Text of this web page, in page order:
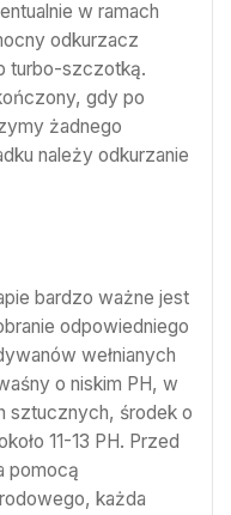
w ramach
odkurzacz
turbo-szczotką.
gdy po
żadnego
należy odkurzanie
bardzo ważne jest
odpowiedniego
wełnianych
o niskim PH, w
sztucznych, środek o
11-13 PH. Przed
pomocą
każda